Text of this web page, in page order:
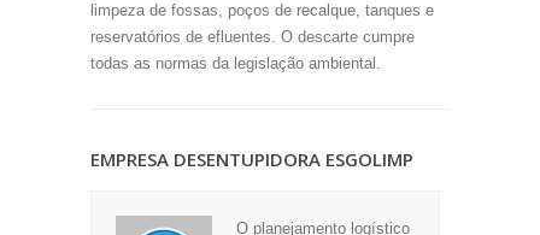
limpeza de fossas, poços de recalque, tanques e
reservatórios de efluentes. O descarte cumpre
todas as normas da legislação ambiental.
EMPRESA DESENTUPIDORA ESGOLIMP
O planejamento logístico